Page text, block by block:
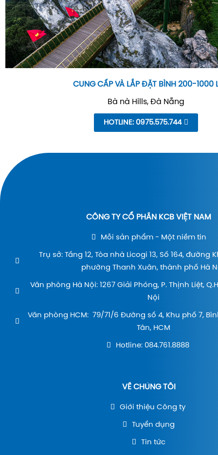
CUNG CẤP VÀ LẮP ĐẶT BÌNH 200-1000
Bà nà Hills, Đà Nẵng
HOTLINE: 0975.575.744
CÔNG TY CỔ PHẦN KCB VIỆT NAM
Mỗi sản phẩm - Một niềm tin
Trụ sở: Tầng 12, Tòa nhà Licogi 13, Số 164, đường
phường Thanh Xuân, thành phố Hà
Văn phòng Hà Nội: 1267 Giải Phóng, P. Thịnh Liệt,
Nội
Văn phòng HCM: 79/71/6 Đường số 4, Khu phố 7,
Tân, HCM
Hotline: 084.761.8888
VỀ CHÚNG TÔI
Giới thiệu Công ty
Tuyển dụng
Tin tức